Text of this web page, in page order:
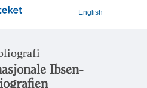
English
Ibsen-